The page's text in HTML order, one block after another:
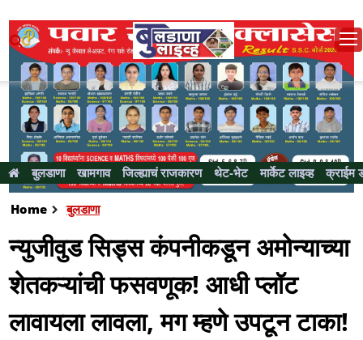
बुलडाणा खामगाव जिल्ह्याचं राजकारण थेट-भेट मार्केट लाइव्ह क्राईम
Home बुलडाणा
न्युजीवुड सिड्स कंपनीकडून अमोन्याच्या
शेतकऱ्यांची फसवणूक! आधी प्लॉट
लावायला लावला, मग म्हणे उपटून टाका!